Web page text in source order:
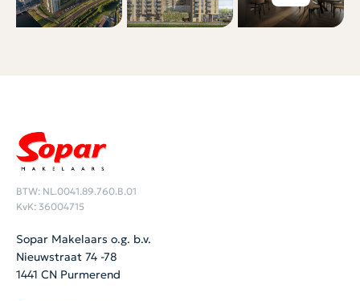
BTW: NL.0041.89.760.B.01
KvK: 36004715
Sopar Makelaars o.g. b.v.
Nieuwstraat 74 -78
1441 CN Purmerend